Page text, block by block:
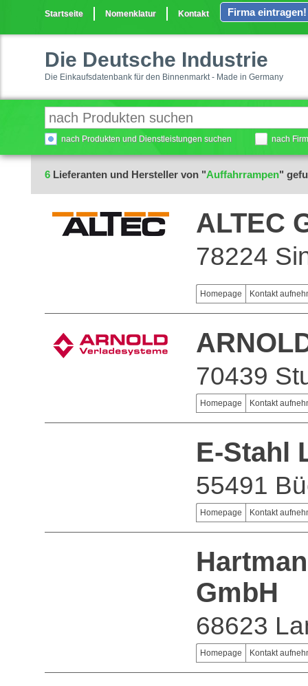
Startseite Nomenklatur Kontakt Firma eintragen!
Die Deutsche Industrie
Die Einkaufsdatenbank für den Binnenmarkt - Made in Germany
nach Produkten und Dienstleistungen suchen nach
6 Lieferanten und Hersteller von "Auffahrrampen"
ALTEC
78224
Homepage Kontakt
70439
Homepage Kontakt
E-Stahl
55491
Homepage Kontakt
GmbH
68623
Homepage Kontakt